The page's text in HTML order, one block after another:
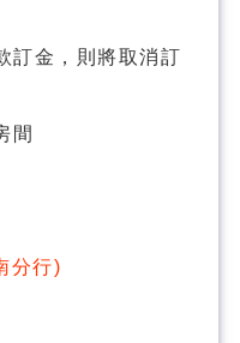
金，則將取消訂
間
分行)